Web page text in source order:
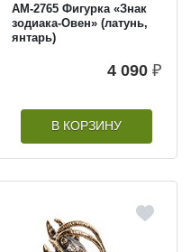
AM-2765 Фигурка «Знак
зодиака-Овен» (латунь,
янтарь)
4 090 ₽
В КОРЗИНУ